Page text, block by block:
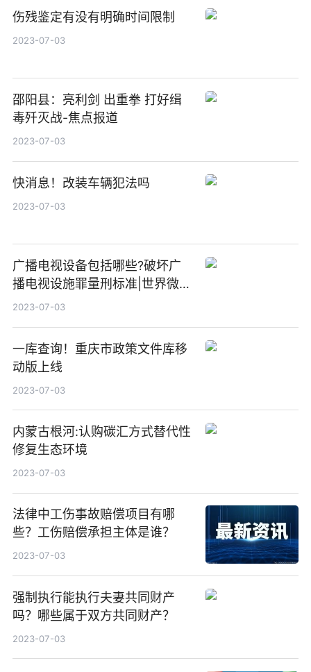
伤残鉴定有没有明确时间限制
2023-07-03
邵阳县：亮利剑 出重拳 打好缉
毒歼灭战-焦点报道
2023-07-03
快消息！改装车辆犯法吗
2023-07-03
广播电视设备包括哪些?破坏广
播电视设施罪量刑标准|世界微资
讯
2023-07-03
一库查询！重庆市政策文件库移
动版上线
2023-07-03
内蒙古根河:认购碳汇方式替代性
修复生态环境
2023-07-03
法律中工伤事故赔偿项目有哪
些？工伤赔偿承担主体是谁？
2023-07-03
强制执行能执行夫妻共同财产
吗？哪些属于双方共同财产？
2023-07-03